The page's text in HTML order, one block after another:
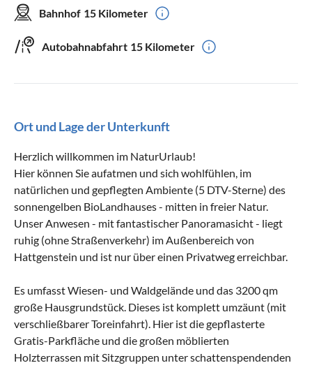
Bahnhof 15 Kilometer
Autobahnabfahrt 15 Kilometer
Ort und Lage der Unterkunft
Herzlich willkommen im NaturUrlaub!
Hier können Sie aufatmen und sich wohlfühlen, im
natürlichen und gepflegten Ambiente (5 DTV-Sterne) des
sonnengelben BioLandhauses - mitten in freier Natur.
Unser Anwesen - mit fantastischer Panoramasicht - liegt
ruhig (ohne Straßenverkehr) im Außenbereich von
Hattgenstein und ist nur über einen Privatweg erreichbar.
Es umfasst Wiesen- und Waldgelände und das 3200 qm
große Hausgrundstück. Dieses ist komplett umzäunt (mit
verschließbarer Toreinfahrt). Hier ist die gepflasterte
Gratis-Parkfläche und die großen möblierten
Holzterrassen mit Sitzgruppen unter schattenspendenden